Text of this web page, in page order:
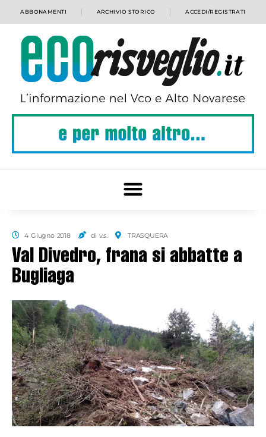
ABBONAMENTI ARCHIVIO STORICO ACCEDI/REGISTRATI
4 Giugno 2018 di v.s. TRASQUERA
Val Divedro, frana si abbatte a
Bugliaga